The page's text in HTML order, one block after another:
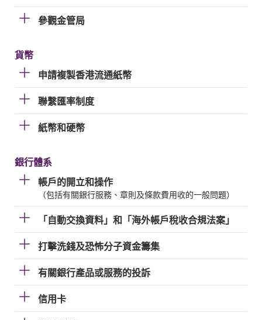
參觀金管局
貨幣
申請複製香港流通紙幣
聯繫匯率制度
紙幣和硬幣
銀行體系
帳戶的開立和操作
（包括有關銀行服務、章則及條款費用收的一般問題）
「自動交換資料」和「海外帳戶稅收合規法案」
打擊洗錢及恐怖分子資金籌集
有關銀行產品或服務的投訴
信用卡